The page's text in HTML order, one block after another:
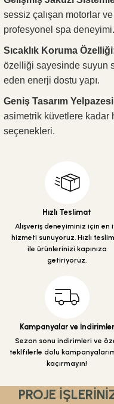
sessiz çalışan motorlar
profesyonel spa deneyimi.
Sıcaklık Koruma
özelliği sayesinde suyun
eden enerji dostu yapı.
Geniş Tasarım
asimetrik küvetlere kadar
seçenekleri.
Hızlı Teslimat
Alışveriş deneyiminiz için en
hizmeti sunuyoruz. Hızlı
ile ürünlerinizi kapınıza
getiriyoruz.
Kampanyalar ve İndirimler
Sezon sonu indirimleri ve
teklfilerle dolu
kaçırmayın!
PROJE